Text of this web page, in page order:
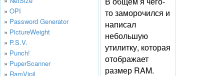
» OPI
» Password Generator
» PictureWeight
» P.S.V.
» Punch!
» PuperScanner
» RamVipil
то заморочился и
написал
небольшую
утилитку, которая
отображает
размер RAM.